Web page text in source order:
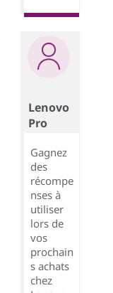
Lenovo
Pro
Gagnez
des
récompe
nses à
utiliser
lors de
vos
prochain
s achats
chez